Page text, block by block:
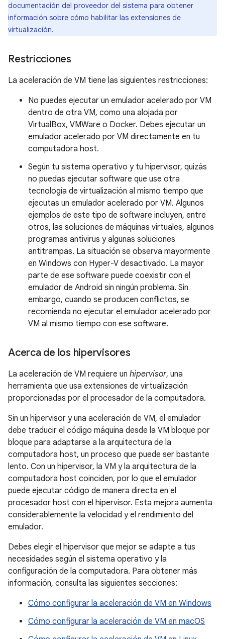
documentación del proveedor del sistema para obtener
información sobre cómo habilitar las extensiones de
virtualización.
Restricciones
La aceleración de VM tiene las siguientes restricciones:
No puedes ejecutar un emulador acelerado por VM
dentro de otra VM, como una alojada por
VirtualBox, VMWare o Docker. Debes ejecutar un
emulador acelerado por VM directamente en tu
computadora host.
Según tu sistema operativo y tu hipervisor, quizás
no puedas ejecutar software que use otra
tecnología de virtualización al mismo tiempo que
ejecutas un emulador acelerado por VM. Algunos
ejemplos de este tipo de software incluyen, entre
otros, las soluciones de máquinas virtuales, algunos
programas antivirus y algunas soluciones
antitrampas. La situación se observa mayormente
en Windows con Hyper-V desactivado. La mayor
parte de ese software puede coexistir con el
emulador de Android sin ningún problema. Sin
embargo, cuando se producen conflictos, se
recomienda no ejecutar el emulador acelerado por
VM al mismo tiempo con ese software.
Acerca de los hipervisores
La aceleración de VM requiere un hipervisor, una
herramienta que usa extensiones de virtualización
proporcionadas por el procesador de la computadora.
Sin un hipervisor y una aceleración de VM, el emulador
debe traducir el código máquina desde la VM bloque por
bloque para adaptarse a la arquitectura de la
computadora host, un proceso que puede ser bastante
lento. Con un hipervisor, la VM y la arquitectura de la
computadora host coinciden, por lo que el emulador
puede ejecutar código de manera directa en el
procesador host con el hipervisor. Esta mejora aumenta
considerablemente la velocidad y el rendimiento del
emulador.
Debes elegir el hipervisor que mejor se adapte a tus
necesidades según el sistema operativo y la
configuración de la computadora. Para obtener más
información, consulta las siguientes secciones:
Cómo configurar la aceleración de VM en Windows
Cómo configurar la aceleración de VM en macOS